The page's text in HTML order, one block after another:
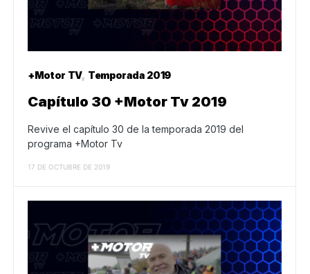
+Motor TV Temporada 2019
Capítulo 30 +Motor Tv 2019
Revive el capítulo 30 de la temporada 2019 del
programa +Motor Tv
17 DE OCTUBRE DE 2019